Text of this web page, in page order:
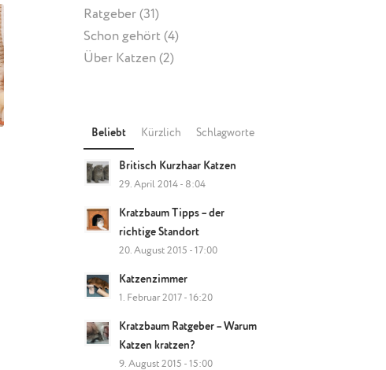
Ratgeber(31)
Schon gehört(4)
Über Katzen(2)
Beliebt Kürzlich Schlagworte
Britisch Kurzhaar Katzen
29. April 2014 - 8:04
Kratzbaum Tipps – der
richtige Standort
20. August 2015 - 17:00
Katzenzimmer
1. Februar 2017 - 16:20
Kratzbaum Ratgeber – Warum
Katzen kratzen?
9. August 2015 - 15:00